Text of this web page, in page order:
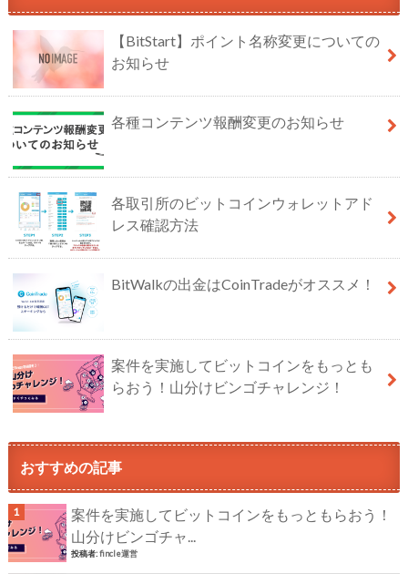
【BitStart】ポイント名称変更についての
お知らせ
各種コンテンツ報酬変更のお知らせ
各取引所のビットコインウォレットアド
レス確認方法
BitWalkの出金はCoinTradeがオススメ！
案件を実施してビットコインをもっとも
らおう！山分けビンゴチャレンジ！
おすすめの記事
案件を実施してビットコインをもっともらおう！
山分けビンゴチャ...
投稿者:fincle運営